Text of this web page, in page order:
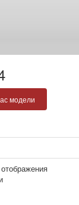
модели